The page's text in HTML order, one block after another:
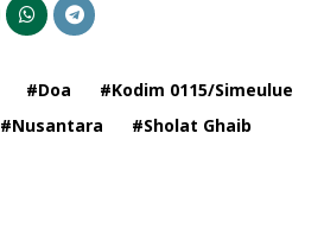
#Doa
#Kodim 0115/Simeulue
#Nusantara #Sholat Ghaib